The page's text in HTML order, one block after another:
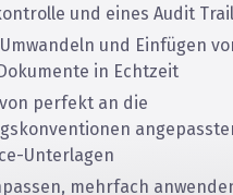
und eines Audit
und Einfügen
in Echtzeit
perfekt an die
Unterlagen
mehrfach